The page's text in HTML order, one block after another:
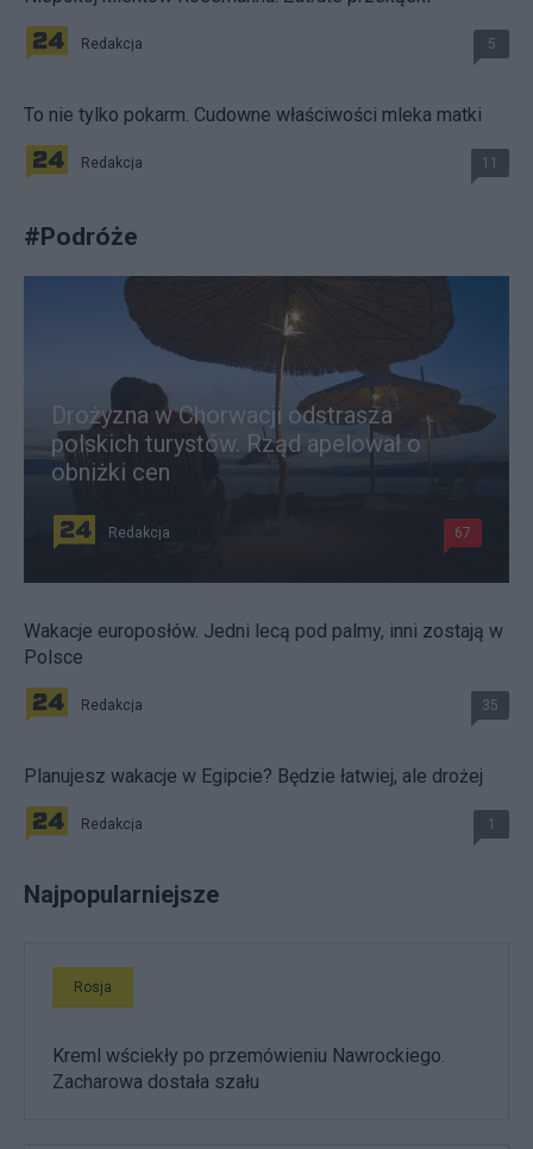
Redakcja 5
To nie tylko pokarm. Cudowne właściwości mleka matki
Redakcja 11
#Podróże
Drożyzna w Chorwacji odstrasza
polskich turystów. Rząd apelował o
obniżki cen
Redakcja 67
Wakacje europosłów. Jedni lecą pod palmy, inni zostają w
Polsce
Redakcja 35
Planujesz wakacje w Egipcie? Będzie łatwiej, ale drożej
Redakcja 1
Najpopularniejsze
Rosja
Kreml wściekły po przemówieniu Nawrockiego.
Zacharowa dostała szału